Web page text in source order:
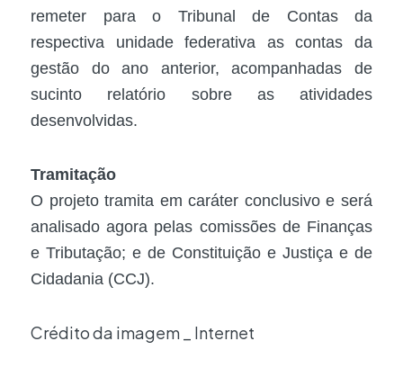
remeter para o Tribunal de Contas da
respectiva unidade federativa as contas da
gestão do ano anterior, acompanhadas de
sucinto relatório sobre as atividades
desenvolvidas.
Tramitação
O projeto tramita emcaráter conclusivoe será
analisado agora pelas comissões de Finanças
e Tributação; e de Constituição e Justiça e de
Cidadania (CCJ).
Crédito da imagem _ Internet